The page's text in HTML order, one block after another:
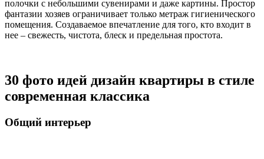
полочки с небольшими сувенирами и даже картины. Простор
фантазии хозяев ограничивает только метраж гигиенического
помещения. Создаваемое впечатление для того, кто входит в
нее – свежесть, чистота, блеск и предельная простота.
30 фото идей дизайн квартиры в стиле
современная классика
Общий интерьер